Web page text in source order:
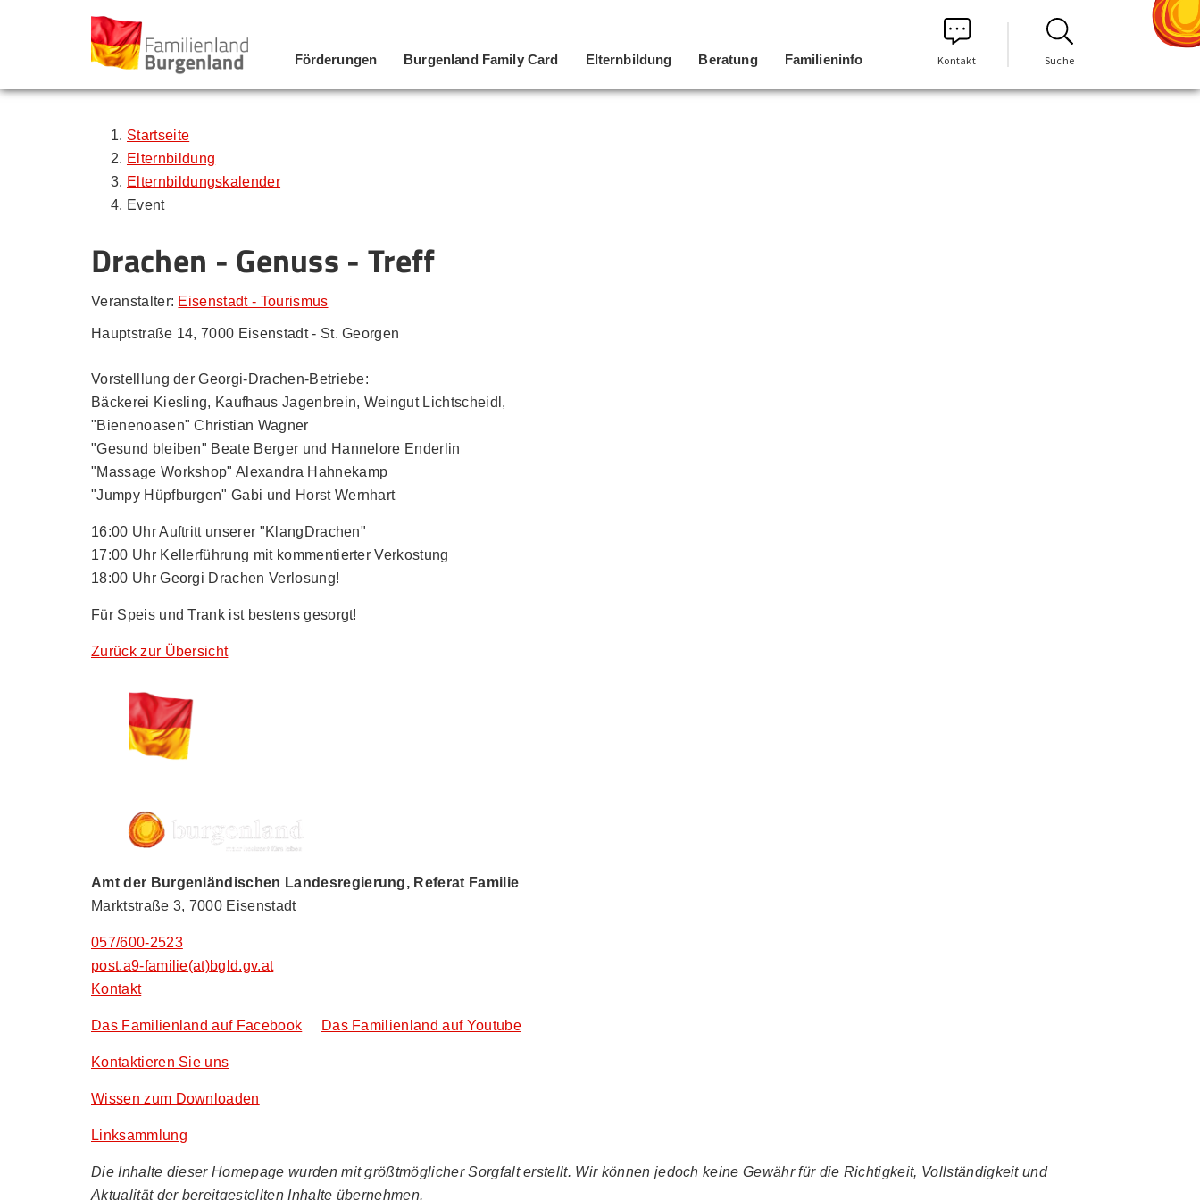
Zum Inhalt
Zum Menü
Förderungen Burgenland Family Card Elternbildung Beratung Familieninfo Kontakt Suche
Startseite
Elternbildung
Elternbildungskalender
Event
Drachen - Genuss - Treff
Veranstalter: Eisenstadt - Tourismus
Hauptstraße 14, 7000 Eisenstadt - St. Georgen
Vorstelllung der Georgi-Drachen-Betriebe:
Bäckerei Kiesling, Kaufhaus Jagenbrein, Weingut Lichtscheidl,
"Bienenoasen" Christian Wagner
"Gesund bleiben" Beate Berger und Hannelore Enderlin
"Massage Workshop" Alexandra Hahnekamp
"Jumpy Hüpfburgen" Gabi und Horst Wernhart
16:00 Uhr Auftritt unserer "KlangDrachen"
17:00 Uhr Kellerführung mit kommentierter Verkostung
18:00 Uhr Georgi Drachen Verlosung!
Für Speis und Trank ist bestens gesorgt!
Zurück zur Übersicht
Amt der Burgenländischen Landesregierung, Referat Familie
Marktstraße 3, 7000 Eisenstadt
057/600-2523
post.a9-familie(at)bgld.gv.at
Kontakt
Das Familienland auf Facebook Das Familienland auf Youtube
Kontaktieren Sie uns
Wissen zum Downloaden
Linksammlung
Die Inhalte dieser Homepage wurden mit größtmöglicher Sorgfalt erstellt. Wir können jedoch keine Gewähr für die Richtigkeit, Vollständigkeit und
Aktualität der bereitgestellten Inhalte übernehmen.